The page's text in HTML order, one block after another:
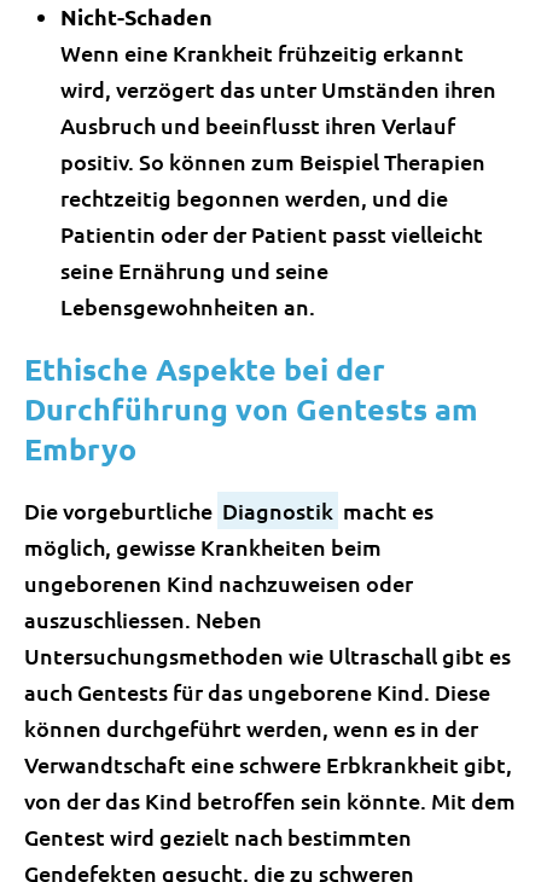
Nicht-Schaden
Wenn eine Krankheit frühzeitig erkannt
wird, verzögert das unter Umständen ihren
Ausbruch und beeinflusst ihren Verlauf
positiv. So können zum Beispiel Therapien
rechtzeitig begonnen werden, und die
Patientin oder der Patient passt vielleicht
seine Ernährung und seine
Lebensgewohnheiten an.
Ethische Aspekte bei der
Durchführung von Gentests am
Embryo
Die vorgeburtliche Diagnostik macht es
möglich, gewisse Krankheiten beim
ungeborenen Kind nachzuweisen oder
auszuschliessen. Neben
Untersuchungsmethoden wie Ultraschall gibt es
auch Gentests für das ungeborene Kind. Diese
können durchgeführt werden, wenn es in der
Verwandtschaft eine schwere Erbkrankheit gibt,
von der das Kind betroffen sein könnte. Mit dem
Gentest wird gezielt nach bestimmten
Gendefekten gesucht, die zu schweren